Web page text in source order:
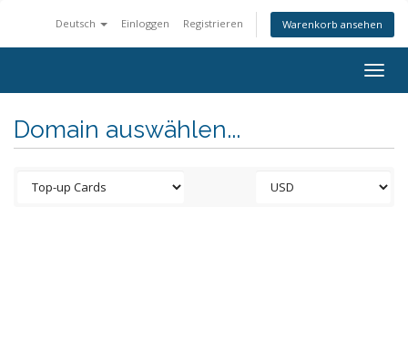
Deutsch Einloggen Registrieren Warenkorb ansehen
Domain auswählen...